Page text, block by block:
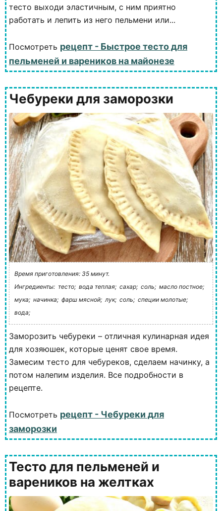
тесто выходи эластичным, с ним приятно
работать и лепить из него пельмени или...
Посмотреть рецепт - Быстрое тесто для
пельменей и вареников на майонезе
Чебуреки для заморозки
Время приготовления: 35 минут.
Ингредиенты: тесто; вода теплая; сахар; соль; масло постное;
мука; начинка; фарш мясной; лук; соль; специи молотые;
вода;
Заморозить чебуреки – отличная кулинарная идея
для хозяюшек, которые ценят свое время.
Замесим тесто для чебуреков, сделаем начинку, а
потом налепим изделия. Все подробности в
рецепте.
Посмотреть рецепт - Чебуреки для
заморозки
Тесто для пельменей и
вареников на желтках